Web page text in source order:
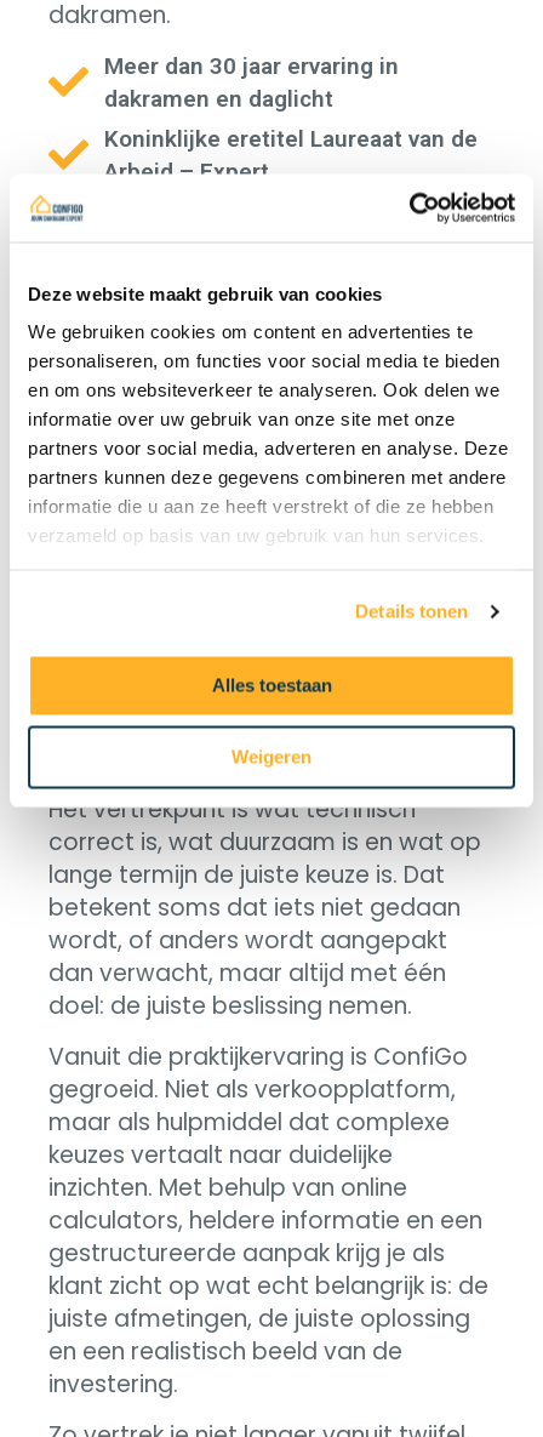
Deze website maakt gebruik van cookies
We gebruiken cookies om content en advertenties te
personaliseren, om functies voor social media te bieden
en om ons websiteverkeer te analyseren. Ook delen we
informatie over uw gebruik van onze site met onze
partners voor social media, adverteren en analyse. Deze
partners kunnen deze gegevens combineren met andere
informatie die u aan ze heeft verstrekt of die ze hebben
verzameld op basis van uw gebruik van hun services.
Details tonen
Alles toestaan
Weigeren
dakramen.
Meer dan 30 jaar ervaring in
dakramen en daglicht
Koninklijke eretitel Laureaat van de
Arbeid – Expert
Domeindeskundige in juridische
Praktijk
Tijd voor de
keuze?
Veel advies vertrekt vanuit verkoop.
Hier is het omgekeerd.
Het vertrekpunt is wat technisch
correct is, wat duurzaam is en wat op
lange termijn de juiste keuze is. Dat
betekent soms dat iets niet gedaan
wordt, of anders wordt aangepakt
dan verwacht, maar altijd met één
doel: de juiste beslissing nemen.
Vanuit die praktijkervaring is ConfiGo
gegroeid. Niet als verkoopplatform,
maar als hulpmiddel dat complexe
keuzes vertaalt naar duidelijke
inzichten. Met behulp van online
calculators, heldere informatie en een
gestructureerde aanpak krijg je als
klant zicht op wat echt belangrijk is: de
juiste afmetingen, de juiste oplossing
en een realistisch beeld van de
investering.